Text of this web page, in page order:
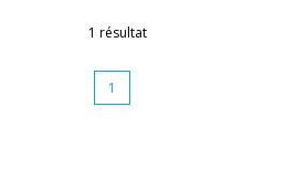
1 résultat
1